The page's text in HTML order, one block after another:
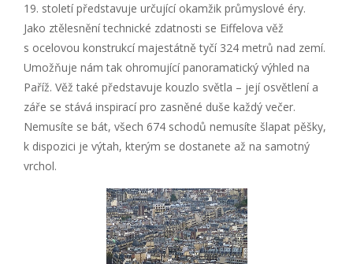
19. století představuje určující okamžik průmyslové éry.
Jako ztělesnění technické zdatnosti se Eiffelova věž
s ocelovou konstrukcí majestátně tyčí 324 metrů nad zemí.
Umožňuje nám tak ohromující panoramatický výhled na
Paříž. Věž také představuje kouzlo světla – její osvětlení a
záře se stává inspirací pro zasněné duše každý večer.
Nemusíte se bát, všech 674 schodů nemusíte šlapat pěšky,
k dispozici je výtah, kterým se dostanete až na samotný
vrchol.